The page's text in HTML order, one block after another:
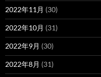
2022年11月 (30)
2022年10月 (31)
2022年9月 (30)
2022年8月 (31)